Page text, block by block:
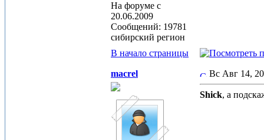
На форуме с
20.06.2009
Сообщений: 19781
сибирский регион
В начало страницы
macrel Вс Авг 14,
Shick, а